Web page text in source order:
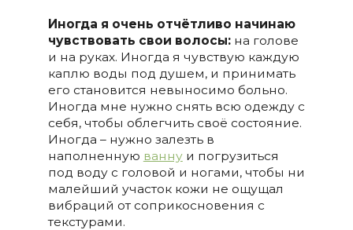
Иногда я очень отчётливо начинаю
чувствовать свои волосы:на голове
и на руках. Иногда я чувствую каждую
каплю воды под душем, и принимать
его становится невыносимо больно.
Иногда мне нужно снять всю одежду с
себя, чтобы облегчить своё состояние.
Иногда – нужно залезть в
наполненную ваннуи погрузиться
под воду с головой и ногами, чтобы ни
малейший участок кожи не ощущал
вибраций от соприкосновения с
текстурами.